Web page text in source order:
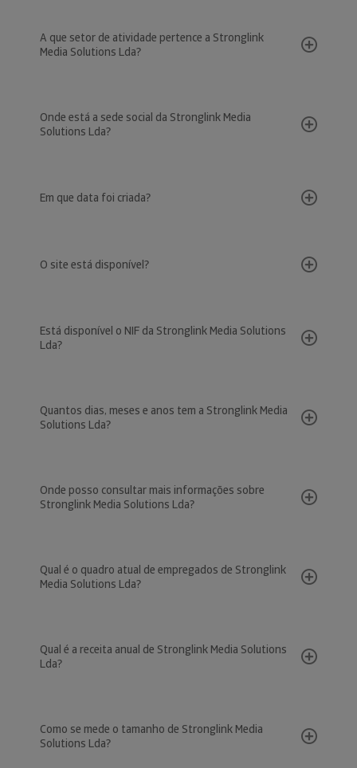
A que setor de atividade pertence a Stronglink
Media Solutions Lda?
Onde está a sede social da Stronglink Media
Solutions Lda?
Em que data foi criada?
O site está disponível?
Está disponível o NIF da Stronglink Media Solutions
Lda?
Quantos dias, meses e anos tem a Stronglink Media
Solutions Lda?
Onde posso consultar mais informações sobre
Stronglink Media Solutions Lda?
Qual é o quadro atual de empregados de Stronglink
Media Solutions Lda?
Qual é a receita anual de Stronglink Media Solutions
Lda?
Como se mede o tamanho de Stronglink Media
Solutions Lda?